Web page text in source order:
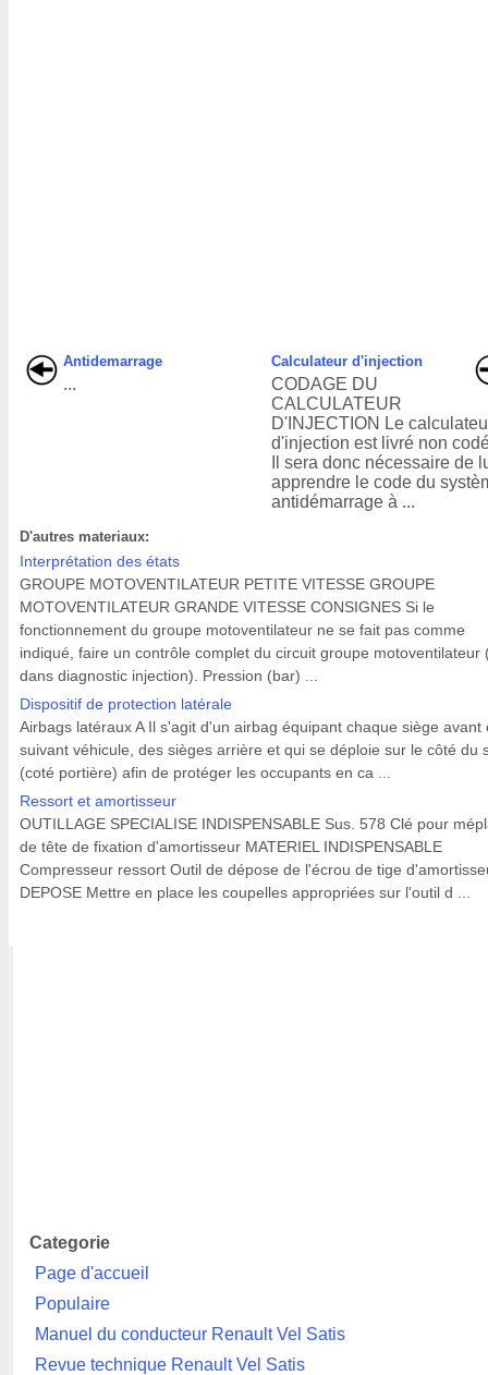
Antidemarrage
...
Calculateur d'injection
CODAGE DU
CALCULATEUR
D'INJECTION Le
d'injection est livré non
Il sera donc nécessaire de
apprendre le code du
antidémarrage à ...
D'autres materiaux:
Interprétation des états
GROUPE MOTOVENTILATEUR PETITE VITESSE GROUPE
MOTOVENTILATEUR GRANDE VITESSE CONSIGNES Si le
fonctionnement du groupe motoventilateur ne se fait pas comme
indiqué, faire un contrôle complet du circuit groupe motoventilateur
dans diagnostic injection). Pression (bar) ...
Dispositif de protection latérale
Airbags latéraux A Il s'agit d'un airbag équipant chaque siège avant
suivant véhicule, des sièges arrière et qui se déploie sur le côté du
(coté portière) afin de protéger les occupants en ca ...
Ressort et amortisseur
OUTILLAGE SPECIALISE INDISPENSABLE Sus. 578 Clé pour
de tête de fixation d'amortisseur MATERIEL INDISPENSABLE
Compresseur ressort Outil de dépose de l'écrou de tige
DEPOSE Mettre en place les coupelles appropriées sur l'outil d ...
Categorie
Page d'accueil
Populaire
Manuel du conducteur Renault Vel Satis
Revue technique Renault Vel Satis